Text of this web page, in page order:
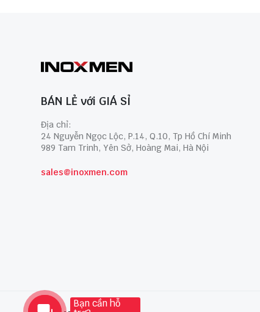
BÁN LẺ với GIÁ SỈ
Địa chỉ:
24 Nguyễn Ngọc Lộc, P.14, Q.10, Tp Hồ Chí Minh
989 Tam Trinh, Yên Sở, Hoàng Mai, Hà Nội
sales@inoxmen.com
Bạn cần hỗ